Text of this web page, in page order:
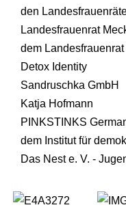
den
Landesfrauenrat
dem
Detox Identity
Sandruschka GmbH
Katja Hofmann
PINKSTINKS
dem Institut für
Das Nest e. V. -